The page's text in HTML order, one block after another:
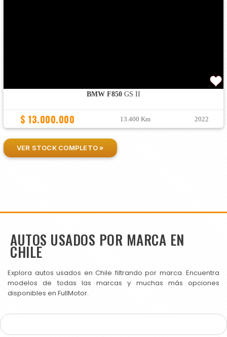
BMW F850GS II
$ 13.000.000 13.400 Km 2022
VER STOCK COMPLETO »
AUTOS USADOS POR MARCA EN
CHILE
Explora autos usados en Chile filtrando por marca. Encuentra
modelos de todas las marcas y muchas más opciones
disponibles en FullMotor.